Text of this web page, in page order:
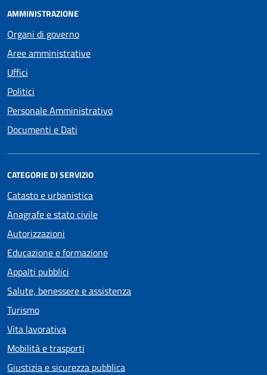
AMMINISTRAZIONE
Organi di governo
Aree amministrative
Uffici
Politici
Personale Amministrativo
Documenti e Dati
CATEGORIE DI SERVIZIO
Catasto e urbanistica
Anagrafe e stato civile
Autorizzazioni
Educazione e formazione
Appalti pubblici
Salute, benessere e assistenza
Turismo
Vita lavorativa
Mobilità e trasporti
Giustizia e sicurezza pubblica